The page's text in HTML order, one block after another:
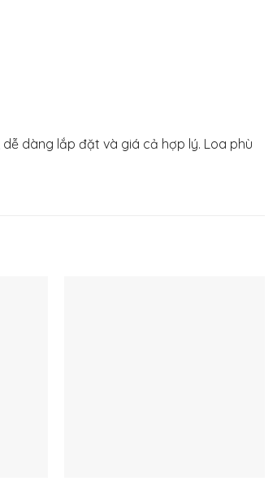
dàng lắp đặt và giá cả hợp lý. Loa phù